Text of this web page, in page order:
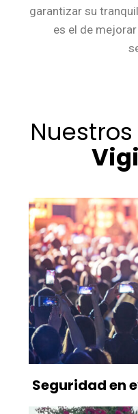
garantizar su
es el de
Seguridad en